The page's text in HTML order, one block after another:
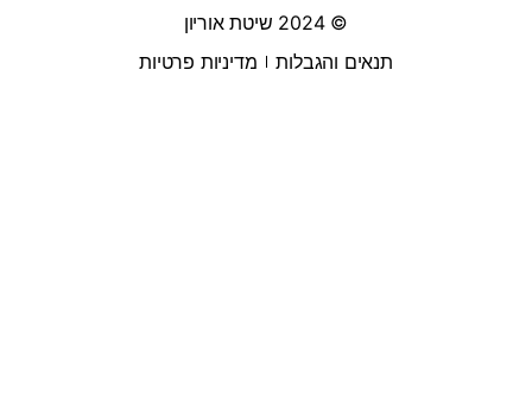
תנאים והגבלות
מדיניות פרטיות